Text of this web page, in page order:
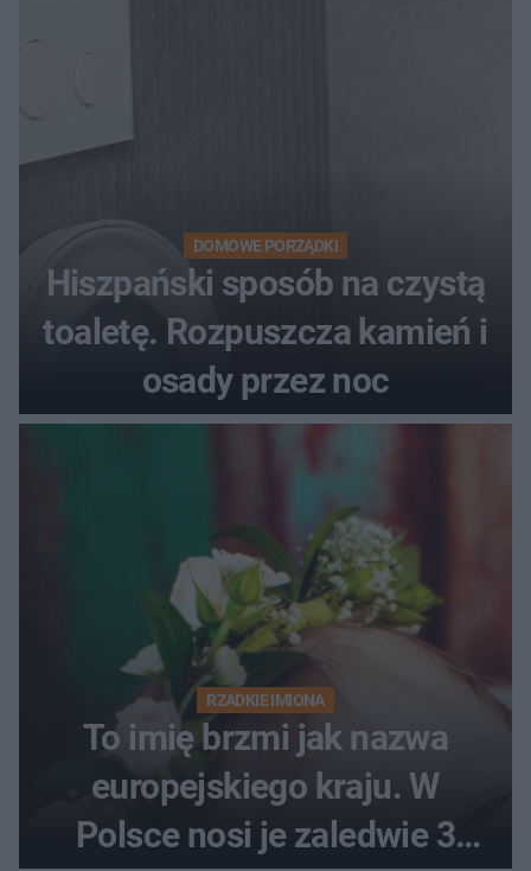
DOMOWE PORZĄDKI
Hiszpański sposób na czystą
toaletę. Rozpuszcza kamień i
osady przez noc
RZADKIE IMIONA
To imię brzmi jak nazwa
europejskiego kraju. W
Polsce nosi je zaledwie 3